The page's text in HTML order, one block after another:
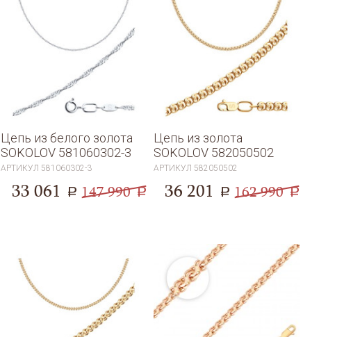
Цепь из белого золота
SOKOLOV 581060302-3
АРТИКУЛ 581060302-3
33 061 a 147 990 a
Цепь из золота
SOKOLOV 582050502
АРТИКУЛ 582050502
36 201 a 162 990 a